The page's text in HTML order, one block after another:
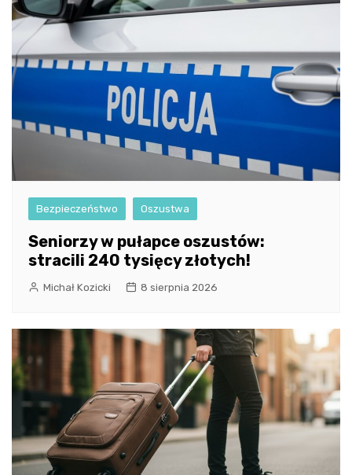
Bezpieczeństwo Oszustwa
Seniorzy w pułapce oszustów:
stracili 240 tysięcy złotych!
Michał Kozicki 8 sierpnia 2026